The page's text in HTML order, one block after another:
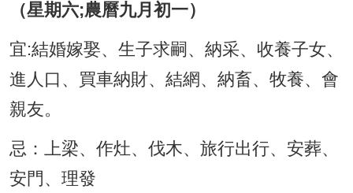
（星期六;農曆九月初一）
宜:結婚嫁娶、生子求嗣、納采、收養子女、
進人口、買車納財、結網、納畜、牧養、會
親友。
忌：上梁、作灶、伐木、旅行出行、安葬、
安門、理發